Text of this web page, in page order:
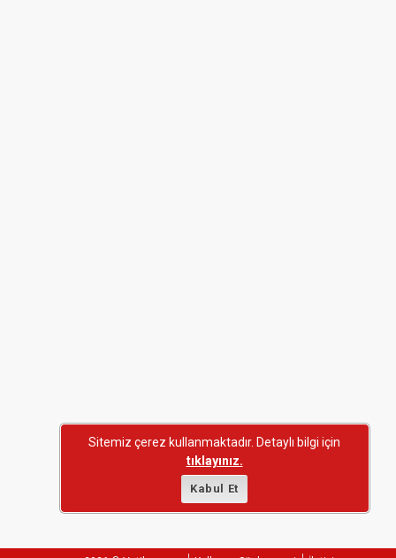
Sitemiz çerez kullanmaktadır. Detaylı bilgi için
tıklayınız.
Kabul Et